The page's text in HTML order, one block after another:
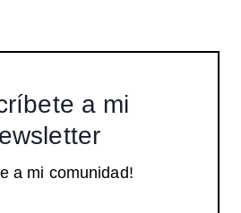
a mi
a mi comunidad!